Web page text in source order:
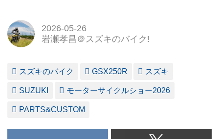
2026-05-26
岩瀬孝昌＠スズキのバイク!
スズキのバイク GSX250R スズキ
SUZUKI モーターサイクルショー2026
PARTS&CUSTOM